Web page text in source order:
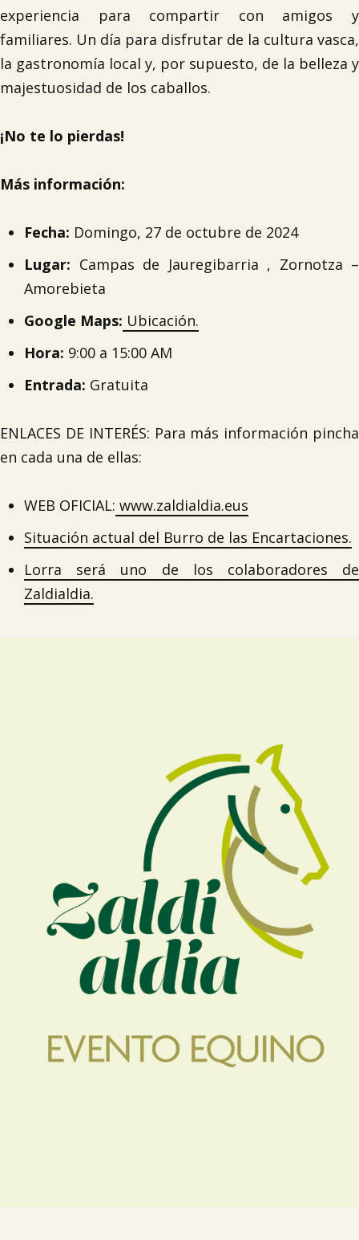
experiencia para compartir con amigos y
familiares. Un día para disfrutar de la cultura vasca,
la gastronomía local y, por supuesto, de la belleza y
majestuosidad de los caballos.
¡No te lo pierdas!
Más información:
Fecha: Domingo, 27 de octubre de 2024
Lugar: Campas de Jauregibarria , Zornotza –
Amorebieta
Google Maps: Ubicación.
Hora: 9:00 a 15:00 AM
Entrada: Gratuita
ENLACES DE INTERÉS: Para más información pincha
en cada una de ellas:
WEB OFICIAL: www.zaldialdia.eus
Situación actual del Burro de las Encartaciones.
Lorra será uno de los colaboradores de
Zaldialdia.